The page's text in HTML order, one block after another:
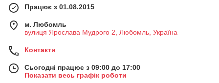
Працює з 01.08.2015
м. Любомль
вулиця Ярослава Мудрого 2, Любомль, Україна
Контакти
Сьогодні працює з 09:00 до 17:00
Показати весь графік роботи